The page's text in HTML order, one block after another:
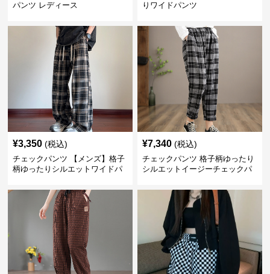
パンツ レディース
りワイドパンツ
¥3,350 (税込)
チェックパンツ 【メンズ】格子
柄ゆったりシルエットワイドパ
¥7,340 (税込)
チェックパンツ 格子柄ゆったり
シルエットイージーチェックパ